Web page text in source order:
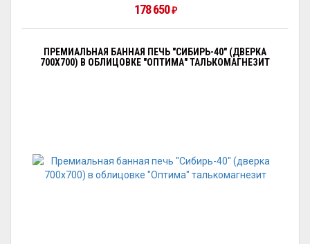
178 650₽
ПРЕМИАЛЬНАЯ БАННАЯ ПЕЧЬ "СИБИРЬ-40" (ДВЕРКА
700Х700) В ОБЛИЦОВКЕ "ОПТИМА" ТАЛЬКОМАГНЕЗИТ